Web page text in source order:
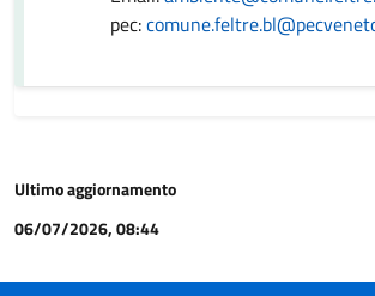
pec:
Ultimo aggiornamento
06/07/2026, 08:44